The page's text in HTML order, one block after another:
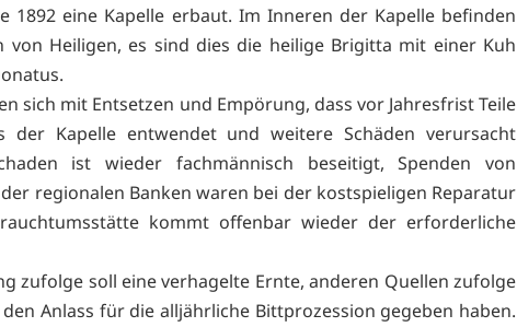
1892 eine Kapelle erbaut. Im Inneren der Kapelle befinden
von Heiligen, es sind dies die heilige Brigitta mit einer Kuh
sich mit Entsetzen und Empörung, dass vor Jahresfrist Teile
der Kapelle entwendet und weitere Schäden verursacht
ist wieder fachmännisch beseitigt, Spenden von
regionalen Banken waren bei der kostspieligen Reparatur
kommt offenbar wieder der erforderliche
zufolge soll eine verhagelte Ernte, anderen Quellen zufolge
den Anlass für die alljährliche Bittprozession gegeben haben.